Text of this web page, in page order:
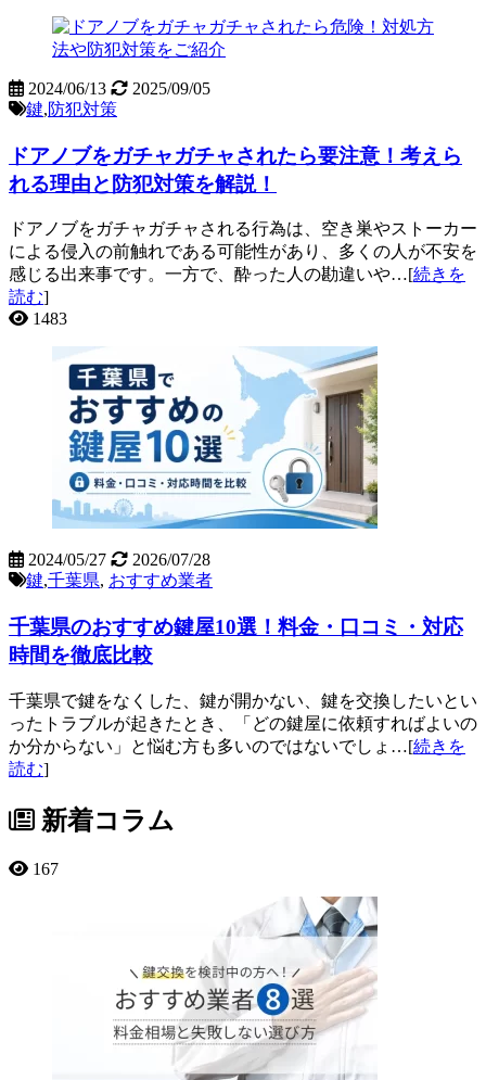
2024/06/13
2025/09/05
鍵,防犯対策
ドアノブをガチャガチャされたら要注意！考えら
れる理由と防犯対策を解説！
ドアノブをガチャガチャされる行為は、空き巣やストーカー
による侵入の前触れである可能性があり、多くの人が不安を
感じる出来事です。一方で、酔った人の勘違いや…[続きを
読む]
1483
2024/05/27
2026/07/28
鍵,千葉県, おすすめ業者
千葉県のおすすめ鍵屋10選！料金・口コミ・対応
時間を徹底比較
千葉県で鍵をなくした、鍵が開かない、鍵を交換したいとい
ったトラブルが起きたとき、「どの鍵屋に依頼すればよいの
か分からない」と悩む方も多いのではないでしょ…[続きを
読む]
新着コラム
167